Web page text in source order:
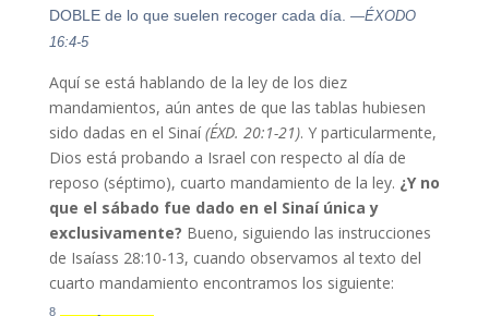
DOBLE de lo que suelen recoger cada día. —ÉXODO
16:4-5
Aquí se está hablando de la ley de los diez
mandamientos, aún antes de que las tablas hubiesen
sido dadas en el Sinaí(ÉXD. 20:1-21). Y particularmente,
Dios está probando a Israel con respecto al día de
reposo (séptimo), cuarto mandamiento de la ley. ¿Y no
que el sábado fue dado en el Sinaí única y
exclusivamente? Bueno, siguiendo las instrucciones
de Isaíass 28:10-13, cuando observamos al texto del
cuarto mandamiento encontramos los siguiente:
8